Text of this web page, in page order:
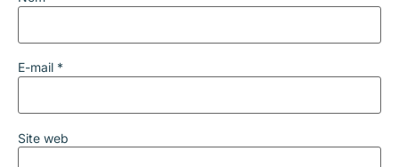
E-mail *
Site web